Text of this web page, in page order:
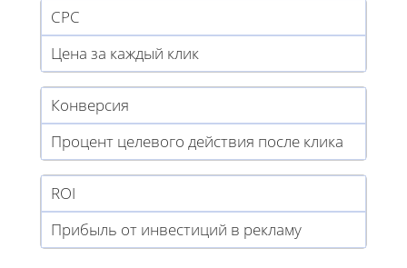
CPC
Цена за каждый клик
Конверсия
Процент целевого действия после клика
ROI
Прибыль от инвестиций в рекламу